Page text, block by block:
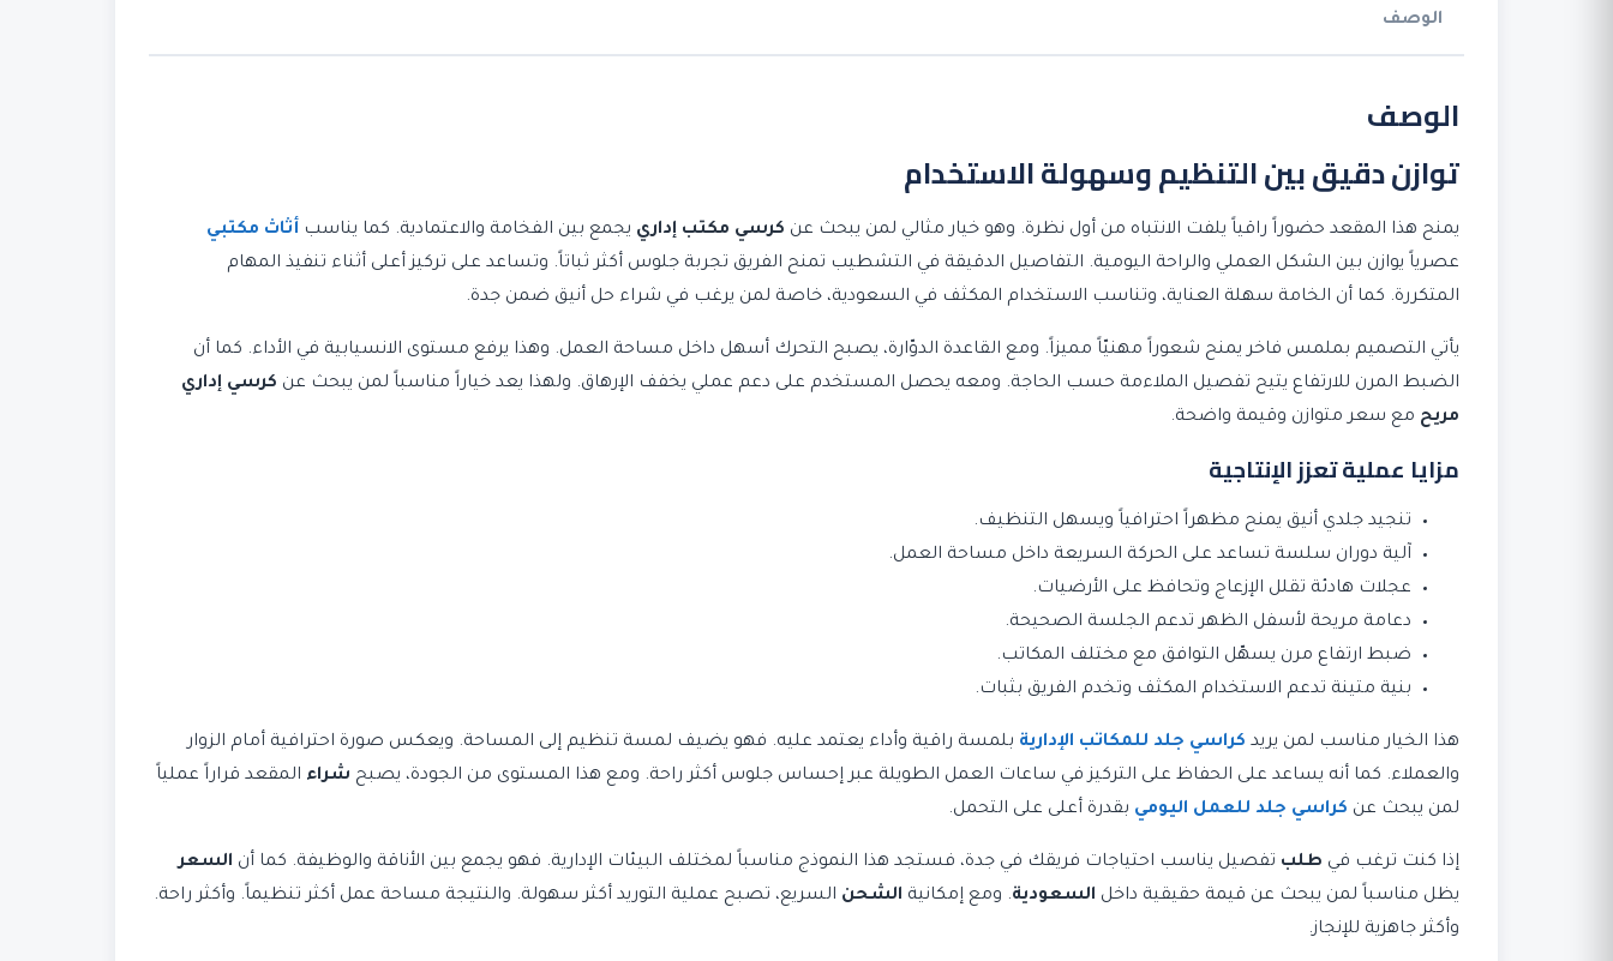
الوصف
الوصف
توازن دقيق بين التنظيم وسهولة الاستخدام
يمنح هذا المقعد حضوراً راقياً يلفت الانتباه من أول نظرة. وهو خيار مثالي لمن يبحث عن كرسي مكتب إداري يجمع بين الفخامة والاعتمادية. كما يناسب أثاث مكتبي
عصرياً يوازن بين الشكل العملي والراحة اليومية. التفاصيل الدقيقة في التشطيب تمنح الفريق تجربة جلوس أكثر ثباتاً. وتساعد على تركيز أعلى أثناء تنفيذ المهام
المتكررة. كما أن الخامة سهلة العناية، وتناسب الاستخدام المكثف في السعودية، خاصة لمن يرغب في شراء حل أنيق ضمن جدة.
يأتي التصميم بملمس فاخر يمنح شعوراً مهنيّاً مميزاً. ومع القاعدة الدوّارة، يصبح التحرك أسهل داخل مساحة العمل. وهذا يرفع مستوى الانسيابية في الأداء. كما أن
الضبط المرن للارتفاع يتيح تفصيل الملاءمة حسب الحاجة. ومعه يحصل المستخدم على دعم عملي يخفف الإرهاق. ولهذا يعد خياراً مناسباً لمن يبحث عن كرسي إداري
مريح مع سعر متوازن وقيمة واضحة.
مزايا عملية تعزز الإنتاجية
تنجيد جلدي أنيق يمنح مظهراً احترافياً ويسهل التنظيف.
آلية دوران سلسة تساعد على الحركة السريعة داخل مساحة العمل.
عجلات هادئة تقلل الإزعاج وتحافظ على الأرضيات.
دعامة مريحة لأسفل الظهر تدعم الجلسة الصحيحة.
ضبط ارتفاع مرن يسهّل التوافق مع مختلف المكاتب.
بنية متينة تدعم الاستخدام المكثف وتخدم الفريق بثبات.
هذا الخيار مناسب لمن يريد كراسي جلد للمكاتب الإدارية بلمسة راقية وأداء يعتمد عليه. فهو يضيف لمسة تنظيم إلى المساحة. ويعكس صورة احترافية أمام الزوار
والعملاء. كما أنه يساعد على الحفاظ على التركيز في ساعات العمل الطويلة عبر إحساس جلوس أكثر راحة. ومع هذا المستوى من الجودة، يصبح شراء المقعد قراراً عملياً
لمن يبحث عن كراسي جلد للعمل اليومي بقدرة أعلى على التحمل.
إذا كنت ترغب في طلب تفصيل يناسب احتياجات فريقك في جدة، فستجد هذا النموذج مناسباً لمختلف البيئات الإدارية. فهو يجمع بين الأناقة والوظيفة. كما أن السعر
يظل مناسباً لمن يبحث عن قيمة حقيقية داخل السعودية. ومع إمكانية الشحن السريع، تصبح عملية التوريد أكثر سهولة. والنتيجة مساحة عمل أكثر تنظيماً. وأكثر راحة.
وأكثر جاهزية للإنجاز.